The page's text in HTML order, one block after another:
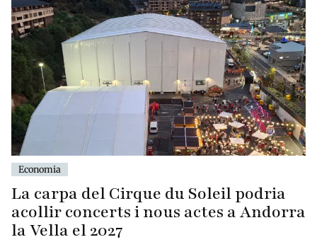
Economia
La carpa del Cirque du Soleil podria
acollir concerts i nous actes a Andorra
la Vella el 2027